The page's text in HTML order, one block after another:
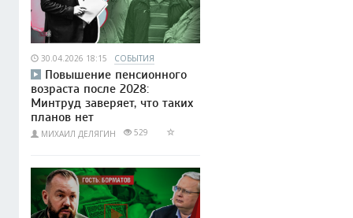
30.04.2026 18:15 СОБЫТИЯ
Повышение пенсионного
возраста после 2028:
Минтруд заверяет, что таких
планов нет
МИХАИЛ ДЕЛЯГИН 529